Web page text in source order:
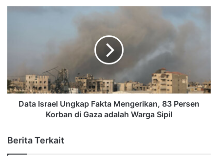
Data Israel Ungkap Fakta Mengerikan, 83 Persen
Korban di Gaza adalah Warga Sipil
Berita Terkait